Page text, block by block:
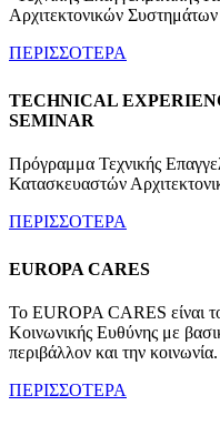
Αρχιτεκτονικών
ΠΕΡΙΣΣΟΤΕΡΑ
TECHNICAL
SEMINAR
Πρόγραμμα Τεχνικής
Κατασκευαστών
ΠΕΡΙΣΣΟΤΕΡΑ
EUROPA CARES
Το EUROPA CARES είναι
Κοινωνικής Ευθύνης με
περιβάλλον και την κοινωνία.
ΠΕΡΙΣΣΟΤΕΡΑ